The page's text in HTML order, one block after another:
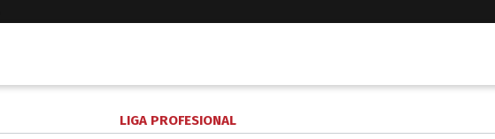
LIGA PROFESIONAL